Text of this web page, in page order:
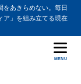
をあきらめない。毎日
ア」を組み立てる現在
MENU